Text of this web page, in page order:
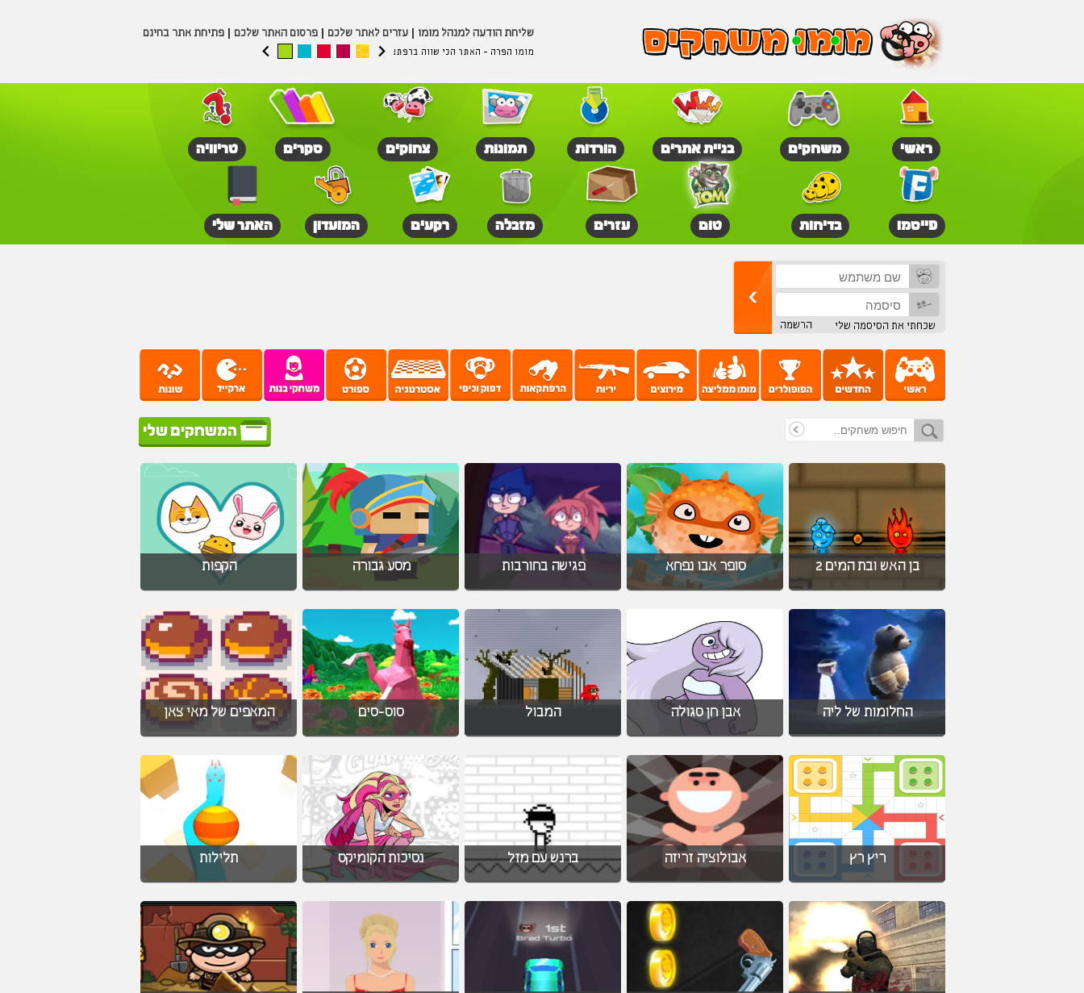
שליחת הודעה למנהל מומו עזרים לאתר שלכם פרסום האתר שלכם פתיחת אתר בחינם
מומו הפרה - האתר הכי שווה ברפת!
ראשי משחקים בניית אתרים הורדות תמונות צחוקים סקרים טריוויה
פייסמו בדיחות טום עזרים מזבלה רקעים המועדון האתר שלי
שכחתי את הסיסמה שלי הרשמה
בן האש ובת המים 2 סופר אבו נפחא פגישה בחורבות מסע גבורה הקפות
החלומות של ליה אבן חן סגולה המבול סוס-סים המאפים של מאי צאן
ריץ רץ אבולוציה זריזה ברנש עם מזל נסיכות הקומיקס תלילות